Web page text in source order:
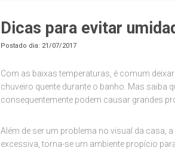
Dicas para evitar
Postado dia: 21/07/2017
Com as baixas temperaturas, é comum
chuveiro quente durante o banho. Mas saiba
consequentemente podem causar grandes
Além de ser um problema no visual da casa,
excessiva, torna-se um ambiente propício